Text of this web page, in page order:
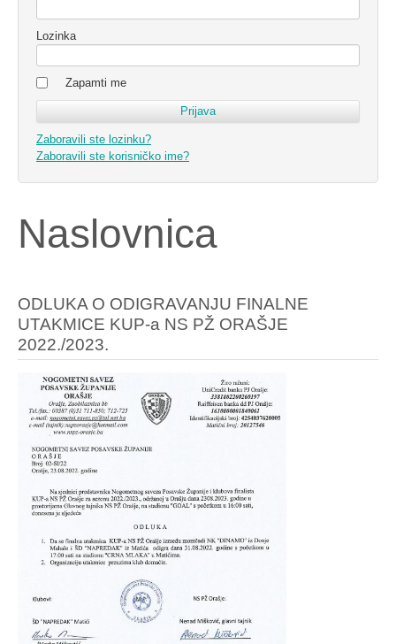
Lozinka
Zapamti me
Zaboravili ste lozinku?
Zaboravili ste korisničko ime?
Naslovnica
ODLUKA O ODIGRAVANJU FINALNE
UTAKMICE KUP-a NS PŽ ORAŠJE
2022./2023.